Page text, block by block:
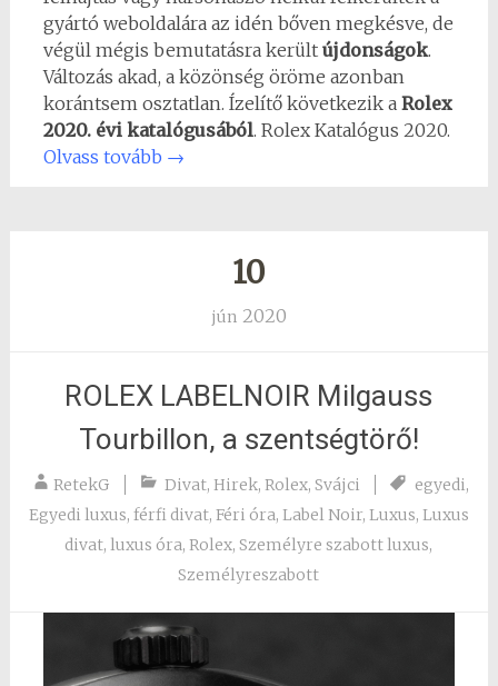
gyártó weboldalára az idén bőven megkésve, de
végül mégis bemutatásra került újdonságok.
Változás akad, a közönség öröme azonban
korántsem osztatlan. Ízelítő következik a Rolex
2020. évi katalógusából. Rolex Katalógus 2020.
Olvass tovább →
10
jún 2020
ROLEX LABELNOIR Milgauss
Tourbillon, a szentségtörő!
RetekG Divat, Hirek, Rolex, Svájci egyedi,
Egyedi luxus, férfi divat, Féri óra, Label Noir, Luxus, Luxus
divat,luxus óra,Rolex,Személyre szabott luxus,
Személyreszabott